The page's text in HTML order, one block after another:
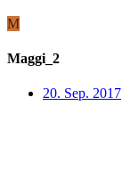
M
Maggi_2
20. Sep. 2017